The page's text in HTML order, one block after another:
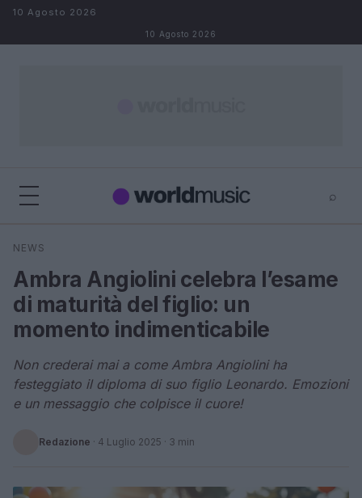
Salta al contenuto
10 Agosto 2026
10 Agosto 2026
⌕
Cerca
NEWS
Ambra Angiolini celebra l’esame
di maturità del figlio: un
momento indimenticabile
Non crederai mai a come Ambra Angiolini ha
festeggiato il diploma di suo figlio Leonardo. Emozioni
e un messaggio che colpisce il cuore!
Redazione · 4 Luglio 2025 · 3 min